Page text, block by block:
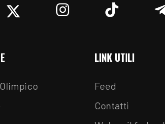
LINK UTILI
Feed
Contatti